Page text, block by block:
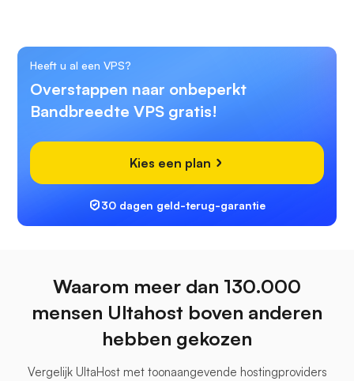
Heeft u al een VPS?
Overstappen naar onbeperkt
Bandbreedte VPS gratis!
Kies een plan
30 dagen geld-terug-garantie
Waarom meer dan 130.000
mensen Ultahost boven anderen
hebben gekozen
Vergelijk UltaHost met toonaangevende hostingproviders